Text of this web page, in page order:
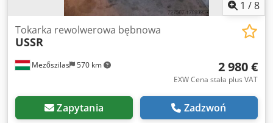
1 /8
Mezőszilas 570 km
Tokarka rewolwerowa bębnowa
USSR
2 980 €
EXW Cena stała plus VAT
Zapytania Zadzwoń